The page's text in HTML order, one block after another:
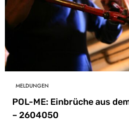
MELDUNGEN
POL-ME: Einbrüche aus
– 2604050